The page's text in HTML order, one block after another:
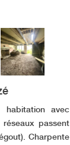
habitation avec
passent
Charpente